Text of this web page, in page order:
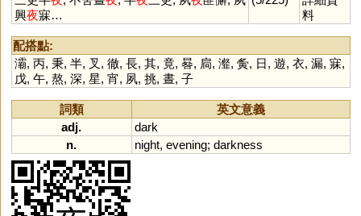
興夜寐…
料
配搭點:
灞, 丙, 秉, 半, 叉 , 徹, 長, 其, 竟, 晷, 扃, 瀣, 夤, 日, 遊, 衣, 漏, 寐,
戊, 午, 熬, 深, 星, 宵, 夙, 挑, 晝, 子
詞類
英文意義
adj.
dark
n.
night, evening; darkness